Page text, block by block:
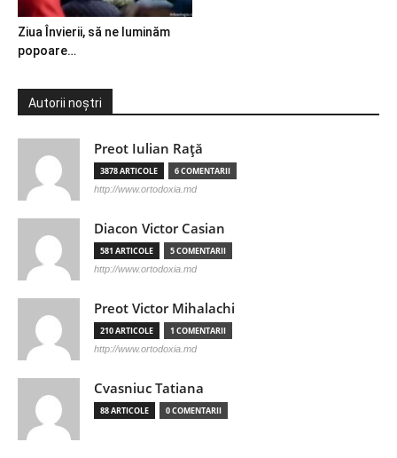
Ziua Învierii, să ne luminăm
popoare…
Autorii noștri
Preot Iulian Raţă
3878 ARTICOLE 6 COMENTARII
http://www.ortodoxia.md
Diacon Victor Casian
581 ARTICOLE 5 COMENTARII
http://www.ortodoxia.md
Preot Victor Mihalachi
210 ARTICOLE 1 COMENTARII
http://www.ortodoxia.md
Cvasniuc Tatiana
88 ARTICOLE 0 COMENTARII